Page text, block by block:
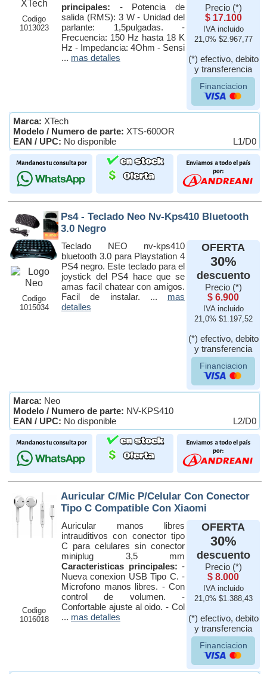
Codigo
1013023
principales: - Potencia de
salida (RMS): 3 W - Unidad del
parlante: 1,5pulgadas. -
Frecuencia: 150 Hz hasta 18 K
Hz - Impedancia: 4Ohm - Sensi
... mas detalles
Precio (*)
$ 17.100
IVA incluido
21,0% $2.967,77
(*) efectivo, debito
y transferencia
Financiacion
Marca: XTech
Modelo / Numero de parte: XTS-600OR
EAN / UPC: No disponible L1/D0
Codigo
1015034
Ps4 - Teclado Neo Nv-Kps410 Bluetooth
3.0 Negro
Teclado NEO nv-kps410
bluetooth 3.0 para Playstation 4
PS4 negro. Este teclado para el
joystick del PS4 hace que se
amas facil chatear con amigos.
Facil de instalar. ... mas
detalles
OFERTA
30%
descuento
Precio (*)
$ 6.900
IVA incluido
21,0% $1.197,52
(*) efectivo, debito
y transferencia
Financiacion
Marca: Neo
Modelo / Numero de parte: NV-KPS410
EAN / UPC: No disponible L2/D0
Codigo
1016018
Auricular C/Mic P/Celular Con Conector
Tipo C Compatible Con Xiaomi
Auricular manos libres
intrauditivos con conector tipo
C para celulares sin conector
miniplug 3,5 mm
Caracteristicas principales: -
Nueva conexion USB Tipo C. -
Microfono manos libres. - Con
control de volumen. -
Confortable ajuste al oido. - Col
... mas detalles
OFERTA
30%
descuento
Precio (*)
$ 8.000
IVA incluido
21,0% $1.388,43
(*) efectivo, debito
y transferencia
Financiacion